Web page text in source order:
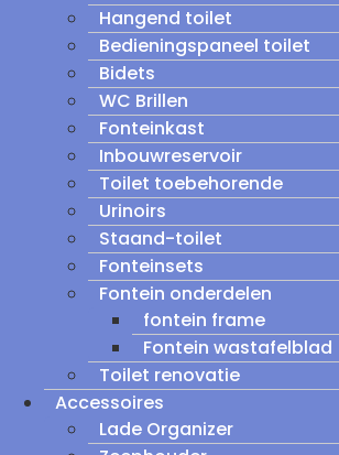
Hangend toilet
Bedieningspaneel toilet
Bidets
WC Brillen
Fonteinkast
Inbouwreservoir
Toilet toebehorende
Urinoirs
Staand-toilet
Fonteinsets
Fontein onderdelen
fontein frame
Fontein wastafelblad
Toilet renovatie
Accessoires
Lade Organizer